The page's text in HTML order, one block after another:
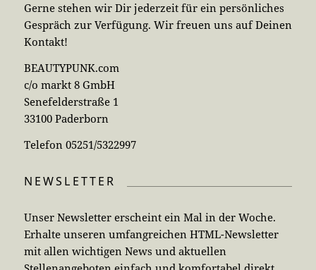
Gerne stehen wir Dir jederzeit für ein persönliches
Gespräch zur Verfügung. Wir freuen uns auf Deinen
Kontakt!
BEAUTYPUNK.com
c/o markt 8 GmbH
Senefelderstraße 1
33100 Paderborn
Telefon 05251/5322997
NEWSLETTER
Unser Newsletter erscheint ein Mal in der Woche.
Erhalte unseren umfangreichen HTML-Newsletter
mit allen wichtigen News und aktuellen